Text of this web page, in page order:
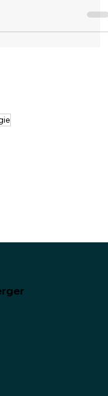
Konkurrenten
Schnürchen zu
den vergangenen
bewegt und liegt
Die erste Position in